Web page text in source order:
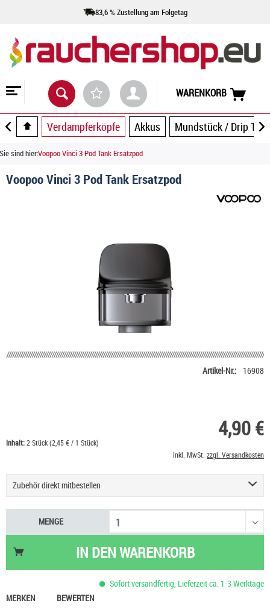
83,6 % Zustellung am Folgetag
WARENKORB
Verdampferköpfe Akkus Mundstück / Drip Tip
Sie sind hier:Voopoo Vinci 3 Pod Tank Ersatzpod
Voopoo Vinci 3 Pod Tank Ersatzpod
Artikel-Nr.: 16908
4,90 €
Inhalt:2 Stück (2,45 € / 1 Stück)
inkl. MwSt. zzgl. Versandkosten
Zubehör direkt mitbestellen
Gutschein für rauchershop.eu
10,00 €
HeulNichtRum Wave Edition
36,90 €
MENGE
IN DENWARENKORB
Sofort versandfertig, Lieferzeit ca. 1-3 Werktage
MERKEN
BEWERTEN